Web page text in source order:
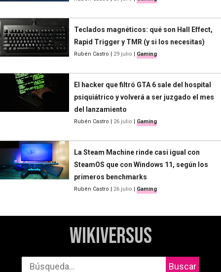
Teclados magnéticos: qué son Hall Effect,
Rapid Trigger y TMR (y si los necesitas)
Rubén Castro | 29 julio | Gaming
El hacker que filtró GTA 6 sale del hospital
psiquiátrico y volverá a ser juzgado el mes
del lanzamiento
Rubén Castro | 26 julio | Gaming
La Steam Machine rinde casi igual con
SteamOS que con Windows 11, según los
primeros benchmarks
Rubén Castro | 26 julio | Gaming
WikiVersus
Buscar